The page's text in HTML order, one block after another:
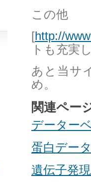
この他
[http://
トも充実
あと当サ
め。
関連ペー
データー
蛋白デー
遺伝子発